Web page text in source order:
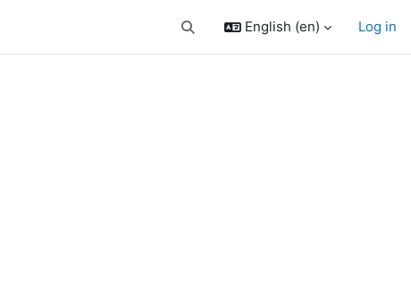
Toggle search input
English ‎(en)‎ Log in